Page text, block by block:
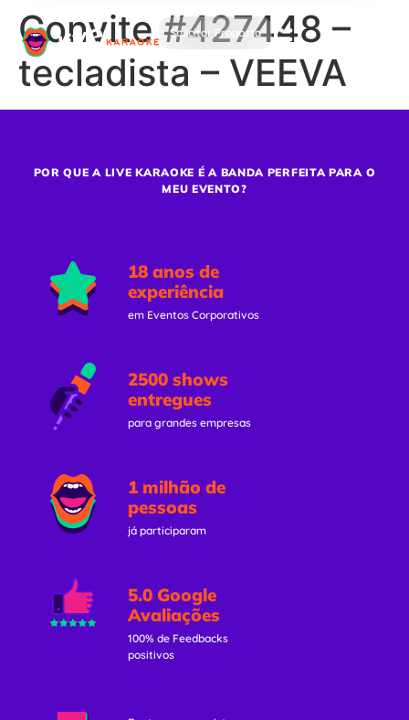
Solicitar Proposta
Convite #427448 –
tecladista – VEEVA
POR QUE A LIVE KARAOKE É A BANDA PERFEITA PARA O
MEU EVENTO?
18 anos de
experiência
em Eventos Corporativos
2500 shows
entregues
para grandes empresas
1 milhão de
pessoas
já participaram
5.0 Google
Avaliações
100% de Feedbacks
positivos